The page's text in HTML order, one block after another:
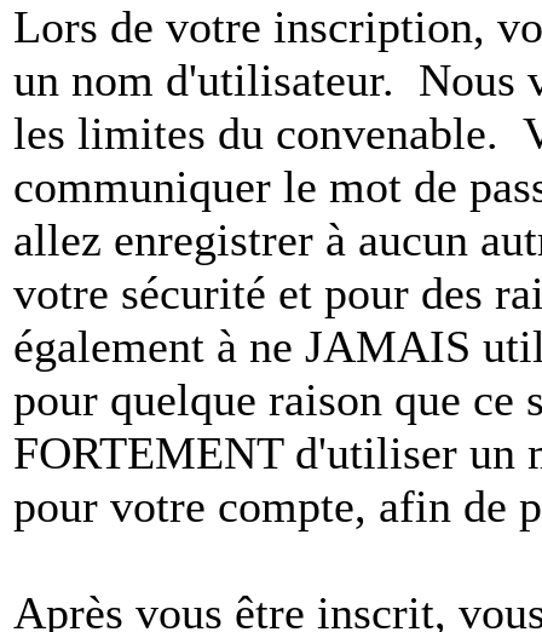
Lors de votre inscription,
un nom d'utilisateur. Nous
les limites du convenable.
communiquer le mot de
allez enregistrer à aucun
votre sécurité et pour des
également à ne JAMAIS
pour quelque raison que
FORTEMENT d'utiliser un
pour votre compte, afin de
Après vous être inscrit,